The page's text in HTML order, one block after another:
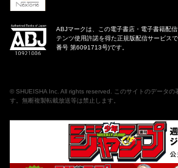
ABJマークは、この電子書店・電子書籍配
テンツ使用許諾を得た正規版配信サービス
番号 第6091713号)です。
© SHUEISHA Inc . All rights reserved. このサイトのデータの
す。無断複製転載放送等は禁止します。